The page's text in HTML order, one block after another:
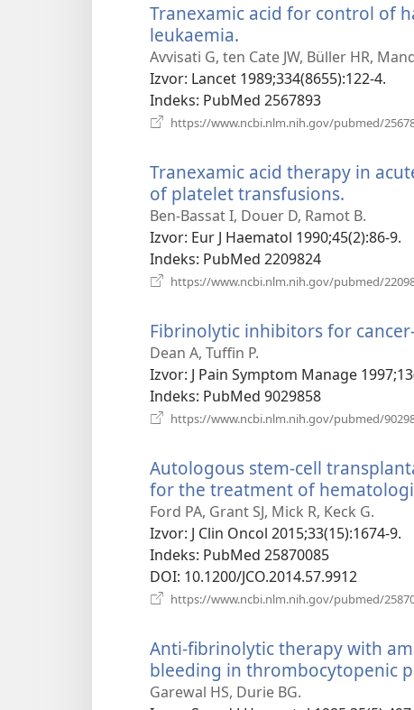
Tranexamic acid for control of
leukaemia.
se
novi
prozor)
Avvisati G, ten Cate JW, Büller HR,
Izvor‎: Lancet 1989;334(8655):122-4.
Indeks‎: PubMed 2567893
https://www.ncbi.nlm.nih.gov/pubmed/
Tranexamic acid therapy in
of platelet transfusions.
se
novi
Ben-Bassat I, Douer D, Ramot B.
Izvor‎: Eur J Haematol 1990;45(2):86-9.
Indeks‎: PubMed 2209824
https://www.ncbi.nlm.nih.gov/pubmed/
Fibrinolytic inhibitors for
Dean A, Tuffin P.
Izvor‎: J Pain Symptom Manage
Indeks‎: PubMed 9029858
https://www.ncbi.nlm.nih.gov/pubmed/
Autologous stem-cell
for the treatment of
Ford PA, Grant SJ, Mick R, Keck G.
Izvor‎: J Clin Oncol 2015;33(15):1674-9.
Indeks‎: PubMed 25870085
DOI‎: 10.1200/JCO.2014.57.9912
https://www.ncbi.nlm.nih.gov/pubmed/
Anti-fibrinolytic therapy with
bleeding in thrombocytopenic
Garewal HS, Durie BG.